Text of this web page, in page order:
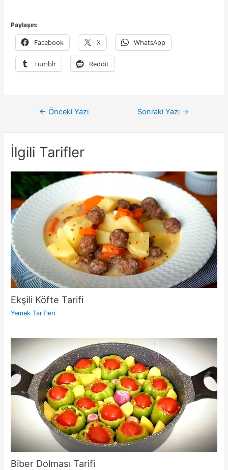
Paylaşın:
Facebook X WhatsApp
Tumblr Reddit
← Önceki Yazı Sonraki Yazı →
İlgili Tarifler
Ekşili Köfte Tarifi
Yemek Tarifleri
Biber Dolması Tarifi